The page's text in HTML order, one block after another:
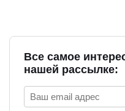
Все самое
нашей рассылке: